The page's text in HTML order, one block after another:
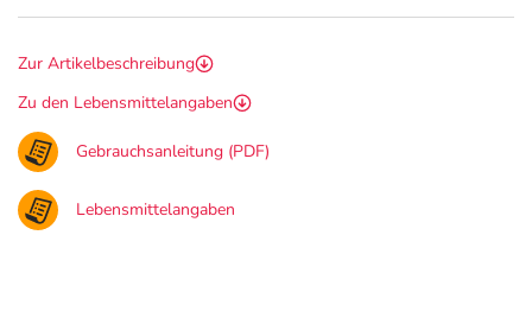
Zur Artikelbeschreibung
Zu den Lebensmittelangaben
Gebrauchsanleitung (PDF)
Lebensmittelangaben